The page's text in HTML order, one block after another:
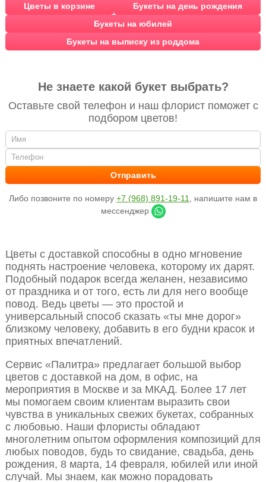
Цветы в корзине
Букеты на день рождения
Букеты на юбилей
Букеты на выписку из роддома
Не знаете какой букет выбрать?
Оставьте свой телефон и наш флорист поможет с
подбором цветов!
Либо позвоните по номеру +7 (968) 891-19-11
, напишите нам в
мессенджер
Цветы с доставкой способны в одно мгновение
поднять настроение человека, которому их дарят.
Подобный подарок всегда желанен, независимо
от праздника и от того, есть ли для него вообще
повод. Ведь цветы — это простой и
универсальный способ сказать «ты мне дорог»
близкому человеку, добавить в его будни красок и
приятных впечатлений.
Сервис «Палитра» предлагает большой выбор
цветов с доставкой на дом, в офис, на
мероприятия в Москве и за МКАД. Более 17 лет
мы помогаем своим клиентам выразить свои
чувства в уникальных свежих букетах, собранных
с любовью. Наши флористы обладают
многолетним опытом оформления композиций для
любых поводов, будь то свидание, свадьба, день
рождения, 8 марта, 14 февраля, юбилей или иной
случай. Мы знаем, как можно порадовать